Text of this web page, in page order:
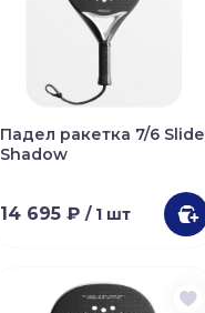
Падел ракетка 7/6 Slide
Shadow
14 695 ₽ / 1 шт